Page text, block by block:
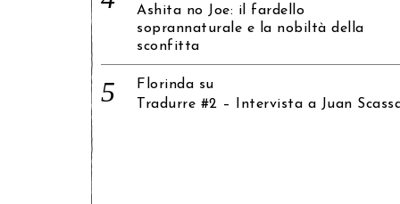
Ashita no Joe: il fardello
soprannaturale e la nobiltà della
sconfitta
Florinda su
Tradurre #2 – Intervista a Juan